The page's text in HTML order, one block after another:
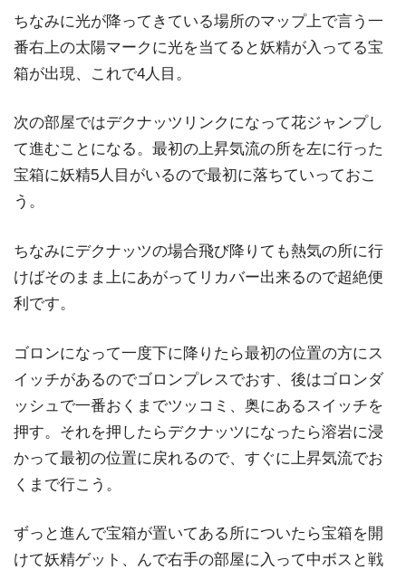
ちなみに光が降ってきている場所のマップ上で言う一
番右上の太陽マークに光を当てると妖精が入ってる宝
箱が出現、これで4人目。
次の部屋ではデクナッツリンクになって花ジャンプし
て進むことになる。最初の上昇気流の所を左に行った
宝箱に妖精5人目がいるので最初に落ちていっておこ
う。
ちなみにデクナッツの場合飛び降りても熱気の所に行
けばそのまま上にあがってリカバー出来るので超絶便
利です。
ゴロンになって一度下に降りたら最初の位置の方にス
イッチがあるのでゴロンプレスでおす、後はゴロンダ
ッシュで一番おくまでツッコミ、奥にあるスイッチを
押す。それを押したらデクナッツになったら溶岩に浸
かって最初の位置に戻れるので、すぐに上昇気流でお
くまで行こう。
ずっと進んで宝箱が置いてある所についたら宝箱を開
けて妖精ゲット、んで右手の部屋に入って中ボスと戦